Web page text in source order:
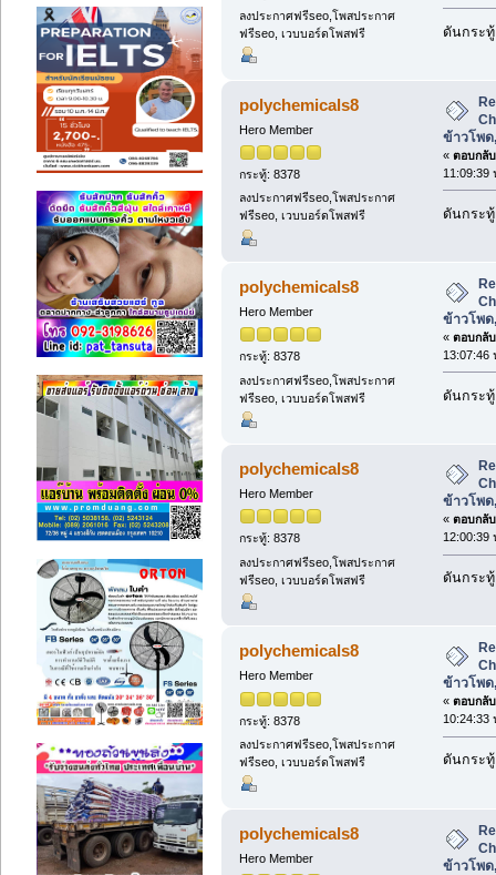
ลงประกาศฟรีseo,โพสประกาศ
ฟรีseo, เวบบอร์ดโพสฟรี
ดันกระ
polychemicals8
Hero Member
กระทู้: 8378
ลงประกาศฟรีseo,โพสประกาศ
ฟรีseo, เวบบอร์ดโพสฟรี
ข้าวโพด
« ตอบกลั
11:09:39
ดันกระ
polychemicals8
Hero Member
กระทู้: 8378
ลงประกาศฟรีseo,โพสประกาศ
ฟรีseo, เวบบอร์ดโพสฟรี
ข้าวโพด
« ตอบกลั
13:07:46
ดันกระ
polychemicals8
Hero Member
กระทู้: 8378
ลงประกาศฟรีseo,โพสประกาศ
ฟรีseo, เวบบอร์ดโพสฟรี
ข้าวโพด
« ตอบกลั
12:00:39
ดันกระ
polychemicals8
Hero Member
กระทู้: 8378
ลงประกาศฟรีseo,โพสประกาศ
ฟรีseo, เวบบอร์ดโพสฟรี
ข้าวโพด
« ตอบกลั
10:24:33
ดันกระ
polychemicals8
Hero Member
ข้าวโพด